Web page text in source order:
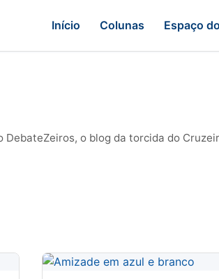
Início Colunas Espaço
o blog da torcida do